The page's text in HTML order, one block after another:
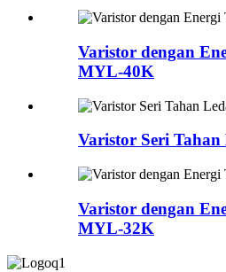
Varistor dengan
MYL-40K
Varistor Seri
Varistor dengan
MYL-32K